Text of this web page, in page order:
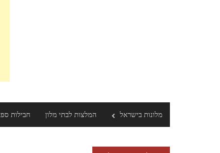
מלונות בישראל המלצות לבתי מלון חבילות